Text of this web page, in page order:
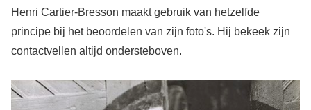
Henri Cartier-Bresson maakt gebruik van hetzelfde
principe bij het beoordelen van zijn foto's. Hij bekeek zijn
contactvellen altijd ondersteboven.